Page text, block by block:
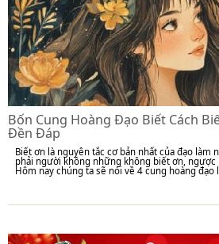
Bốn Cung Hoàng Đạo Biết Cách
Đền Đáp
Biết ơn là nguyên tắc cơ bản nhất của đạo làm
phải người không những không biết ơn, ngược
Hôm nay chúng ta sẽ nói về 4 cung hoàng đạo